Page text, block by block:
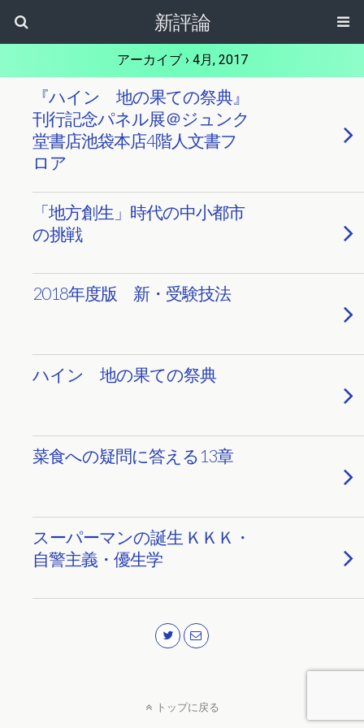
新評論
アーカイブ › 4月, 2017
『ハイン 地の果ての祭典』
刊行記念パネル展＠ジュンク
堂書店池袋本店4階人文書フ
ロア
「地方創生」時代の中小都市
の挑戦
2018年度版 新・受験技法
ハイン 地の果ての祭典
菜食への疑問に答える13章
スーパーマンの誕生 ＫＫＫ・
自警主義・優生学
トップに戻る